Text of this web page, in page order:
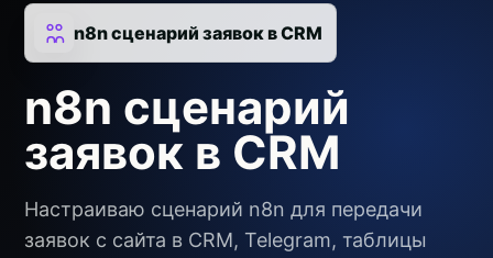
n8n сценарий заявок в CRM
n8n сценарий
заявок в CRM
Настраиваю сценарий n8n для передачи
заявок с сайта в CRM, Telegram, таблицы